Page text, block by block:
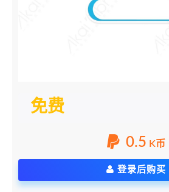
免费
0.5 K币
登录后购买